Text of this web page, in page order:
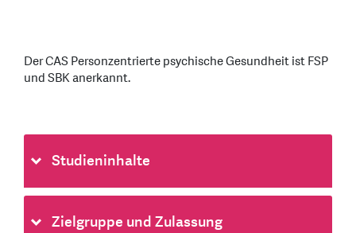
Der CAS Personzentrierte psychische Gesundheit ist FSP
und SBK anerkannt.
Studieninhalte
Zielgruppe und Zulassung